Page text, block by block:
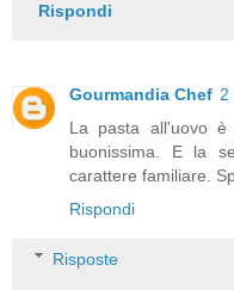
Rispondi
Gourmandia Chef 2
La pasta all'uovo è
buonissima. E la
carattere familiare.
Rispondi
Risposte